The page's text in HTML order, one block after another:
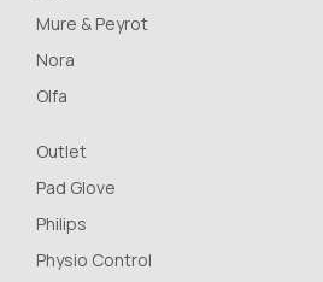
Mure & Peyrot
Nora
Olfa
Outlet
Pad Glove
Philips
Physio Control